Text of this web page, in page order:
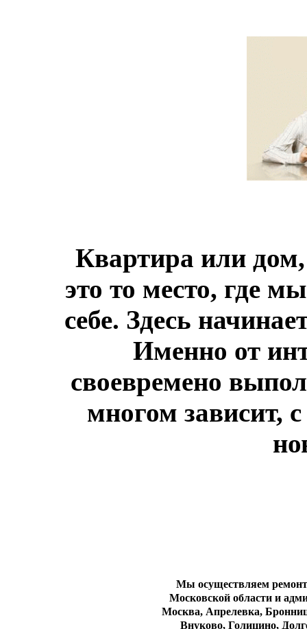
Квартира или дом,
это то место, где
себе. Здесь
Именно от
своевремено
многом зависит,
Мы осуществляем
Московской области и
Москва, Апрелевка,
Внуково, Голицино,